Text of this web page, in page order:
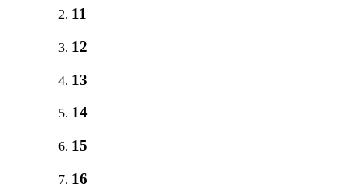
11
12
13
14
15
16